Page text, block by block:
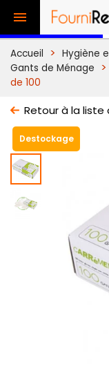

Accueil Hygiène
Gants de Ménage
de 100
Retour à la
Destockage